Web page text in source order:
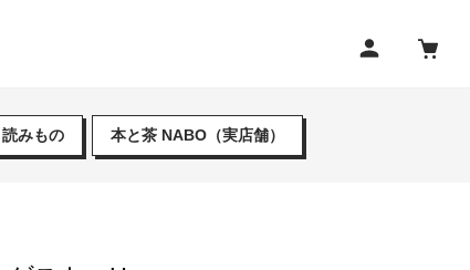
読みもの 本と茶 NABO（実店舗）